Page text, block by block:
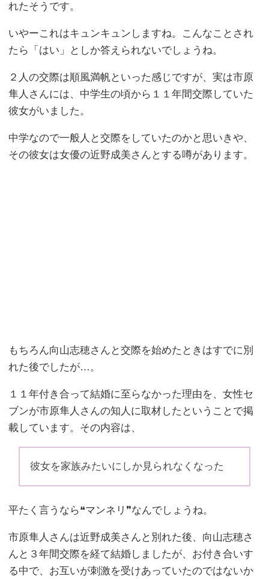
れたそうです。
いやーこれはキュンキュンしますね。こんなことされ
たら「はい」としか答えられないでしょうね。
２人の交際は順風満帆といった感じですが、実は市原
隼人さんには、中学生の頃から１１年間交際していた
彼女がいました。
中学なので一般人と交際をしていたのかと思いきや、
その彼女は女優の近野成美さんとする噂があります。
もちろん向山志穂さんと交際を始めたときはすでに別
れた後でしたが…。
１１年付き合って結婚に至らなかった理由を、女性セ
ブンが市原隼人さんの知人に取材したということで掲
載しています。その内容は、
彼女を家族みたいにしか見られなくなった
平たく言うなら❝マンネリ❞なんでしょうね。
市原隼人さんは近野成美さんと別れた後、向山志穂さ
んと３年間交際を経て結婚しましたが、お付き合いす
る中で、お互いが刺激を受けあっていたのではないか